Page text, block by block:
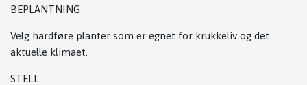
BEPLANTNING
Velg hardføre planter som er egnet for krukkeliv og det
aktuelle klimaet.
STELL